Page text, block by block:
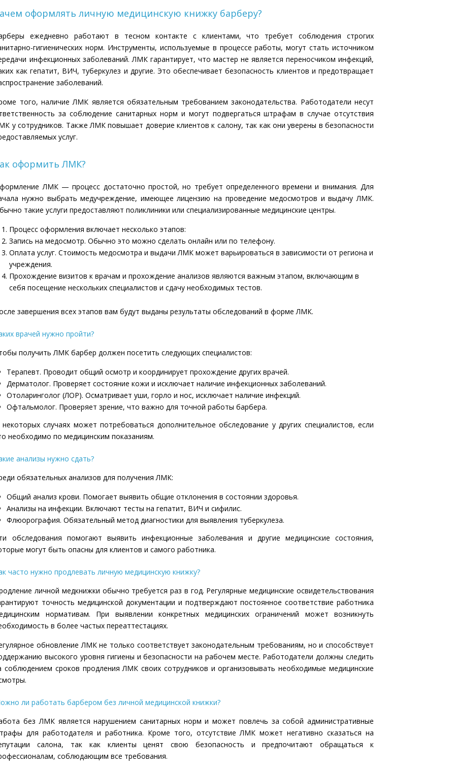
оформлять личную медицинскую книжку барберу?
ежедневно работают в тесном контакте с клиентами, что требует соблюдения строгих
гигиенических норм. Инструменты, используемые в процессе работы, могут стать источником
инфекционных заболеваний. ЛМК гарантирует, что мастер не является переносчиком инфекций,
как гепатит, ВИЧ, туберкулез и другие. Это обеспечивает безопасность клиентов и предотвращает
заболеваний.
того, наличие ЛМК является обязательным требованием законодательства. Работодатели несут
за соблюдение санитарных норм и могут подвергаться штрафам в случае отсутствия
у сотрудников. Также ЛМК повышает доверие клиентов к салону, так как они уверены в безопасности
услуг.
оформить ЛМК?
ЛМК — процесс достаточно простой, но требует определенного времени и внимания. Для
нужно выбрать медучреждение, имеющее лицензию на проведение медосмотров и выдачу ЛМК.
такие услуги предоставляют поликлиники или специализированные медицинские центры.
Процесс оформления включает несколько этапов:
Запись на медосмотр. Обычно это можно сделать онлайн или по телефону.
Оплата услуг. Стоимость медосмотра и выдачи ЛМК может варьироваться в зависимости от региона и
учреждения.
Прохождение визитов к врачам и прохождение анализов являются важным этапом, включающим в
себя посещение нескольких специалистов и сдачу необходимых тестов.
завершения всех этапов вам будут выданы результаты обследований в форме ЛМК.
врачей нужно пройти?
получить ЛМК барбер должен посетить следующих специалистов:
Терапевт. Проводит общий осмотр и координирует прохождение других врачей.
Дерматолог. Проверяет состояние кожи и исключает наличие инфекционных заболеваний.
Отоларинголог (ЛОР). Осматривает уши, горло и нос, исключает наличие инфекций.
Офтальмолог. Проверяет зрение, что важно для точной работы барбера.
случаях может потребоваться дополнительное обследование у других специалистов, если
необходимо по медицинским показаниям.
анализы нужно сдать?
обязательных анализов для получения ЛМК:
Общий анализ крови. Помогает выявить общие отклонения в состоянии здоровья.
Анализы на инфекции. Включают тесты на гепатит, ВИЧ и сифилис.
Флюорография. Обязательный метод диагностики для выявления туберкулеза.
обследования помогают выявить инфекционные заболевания и другие медицинские состояния,
могут быть опасны для клиентов и самого работника.
часто нужно продлевать личную медицинскую книжку?
личной медкнижки обычно требуется раз в год. Регулярные медицинские освидетельствования
точность медицинской документации и подтверждают постоянное соответствие работника
нормативам. При выявлении конкретных медицинских ограничений может возникнуть
в более частых переаттестациях.
обновление ЛМК не только соответствует законодательным требованиям, но и способствует
высокого уровня гигиены и безопасности на рабочем месте. Работодатели должны следить
соблюдением сроков продления ЛМК своих сотрудников и организовывать необходимые медицинские
ли работать барбером без личной медицинской книжки?
без ЛМК является нарушением санитарных норм и может повлечь за собой административные
для работодателя и работника. Кроме того, отсутствие ЛМК может негативно сказаться на
салона, так как клиенты ценят свою безопасность и предпочитают обращаться к
соблюдающим все требования.